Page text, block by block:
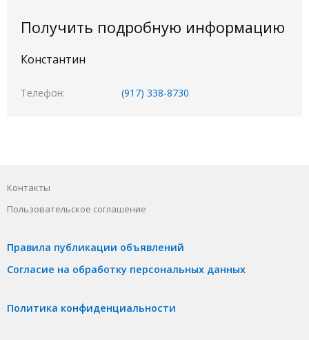
Получить подробную информацию
Константин
Телефон (917) 338-8730
Контакты
Пользовательское соглашение
Правила публикации объявлений
Согласие на обработку персональных данных
Политика конфиденциальности